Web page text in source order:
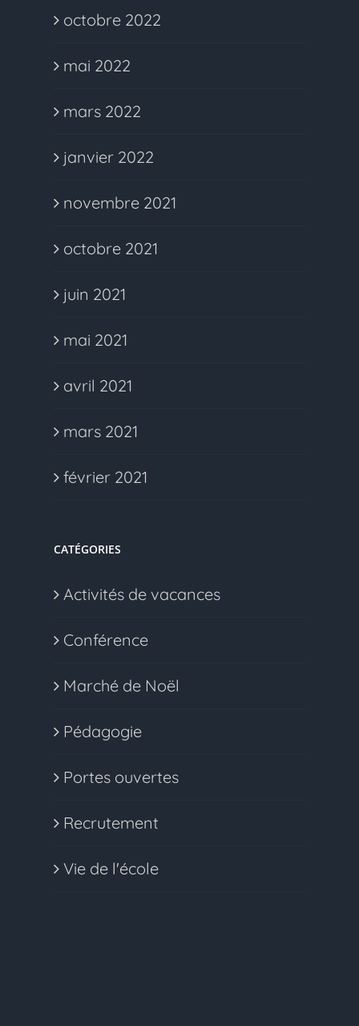
octobre 2022
mai 2022
mars 2022
janvier 2022
novembre 2021
octobre 2021
juin 2021
mai 2021
avril 2021
mars 2021
février 2021
CATÉGORIES
Activités de vacances
Conférence
Marché de Noël
Pédagogie
Portes ouvertes
Recrutement
Vie de l'école